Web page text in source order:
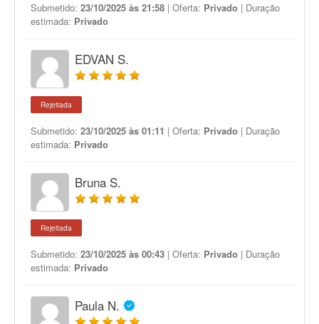
Submetido: 23/10/2025 às 21:58 | Oferta: Privado | Duração
estimada: Privado
EDVAN S.
Rejeitada
Submetido: 23/10/2025 às 01:11 | Oferta: Privado | Duração
estimada: Privado
Bruna S.
Rejeitada
Submetido: 23/10/2025 às 00:43 | Oferta: Privado | Duração
estimada: Privado
Paula N.